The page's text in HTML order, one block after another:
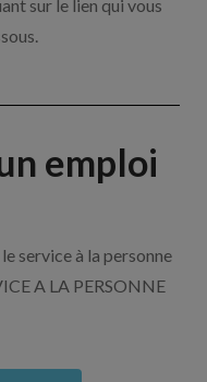
sur le lien qui vous
emploi
service à la personne
A LA PERSONNE